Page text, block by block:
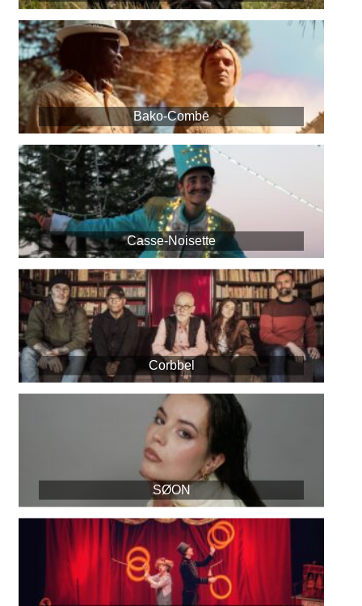
Bako-Combē
Casse-Noisette
Corbbel
SØON